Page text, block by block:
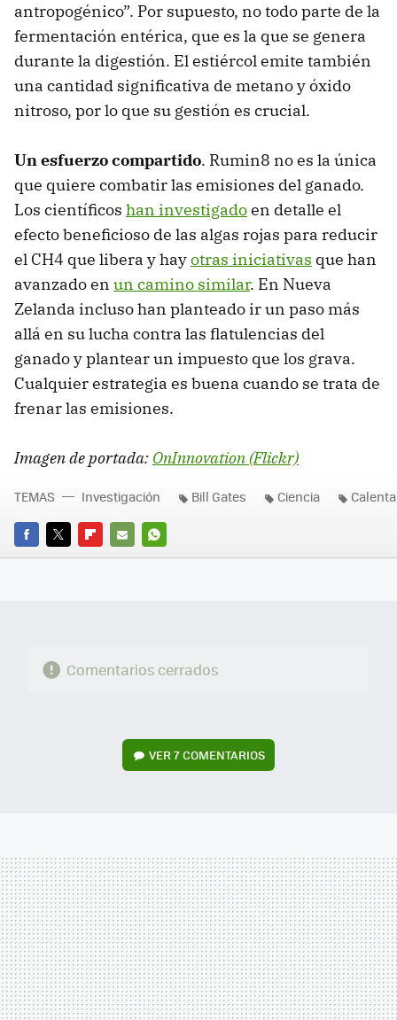
antropogénico”. Por supuesto, no todo parte de la
fermentación entérica, que es la que se genera
durante la digestión. El estiércol emite también
una cantidad significativa de metano y óxido
nitroso, por lo que su gestión es crucial.
Un esfuerzo compartido. Rumin8 no es la única
que quiere combatir las emisiones del ganado.
Los científicos han investigadoen detalle el
efecto beneficioso de las algas rojas para reducir
el CH4 que libera y hayotras iniciativas que han
avanzado en un camino similar. En Nueva
Zelanda incluso han planteado ir un paso más
allá en su lucha contra las flatulencias del
ganado y plantear un impuesto que los grava.
Cualquier estrategia es buena cuando se trata de
frenar las emisiones.
Imagen de portada: OnInnovation (Flickr)
FACEBOOK
TWITTERFLIPBOARD
E-
WHATSAPP
TEMAS Investigación Bill Gates Ciencia
Comentarios cerrados
VER7 COMENTARIOS